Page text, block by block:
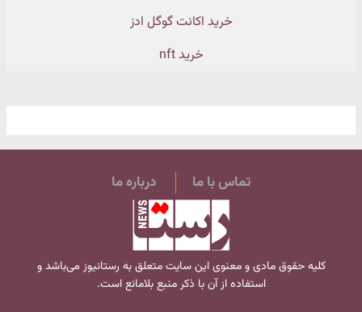
خرید اکانت گوگل ادز
خرید nft
تماس با ما درباره ما
کلیه حقوق مادی و معنوی این سایت متعلق به رستانیوز می‌باشد و
استفاده از آن با ذکر منبع بلامانع است.